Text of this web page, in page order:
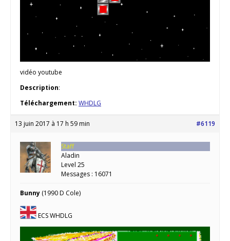
vidéo youtube
Description:
Téléchargement: WHDLG
13 juin 2017 à 17 h 59 min #6119
Staff
Aladin
Level 25
Messages : 16071
Bunny (1990 D Cole)
ECS WHDLG